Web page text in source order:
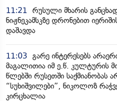
11:21
რუსული მხარის
ნიჟნეკამსკზე დრონებით
დაშავდა
11:03 გარე ინტერესებს
მაგალითია იმ ე.წ. კულტურის
წლებში რუსეთში საქმიანობას
“სუხიშვილები”, ნიკოლოზ
კირცხალია